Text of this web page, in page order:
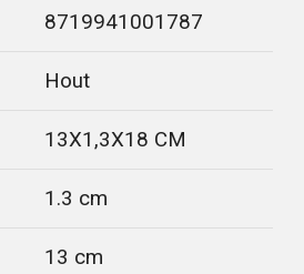
8719941001787
Hout
13X1,3X18 CM
1.3 cm
13 cm